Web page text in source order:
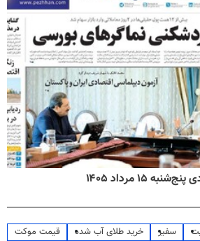
۱۵ مرداد ۱۴۰۵
سفیر خرید طلای آب شده
قیمت موکت